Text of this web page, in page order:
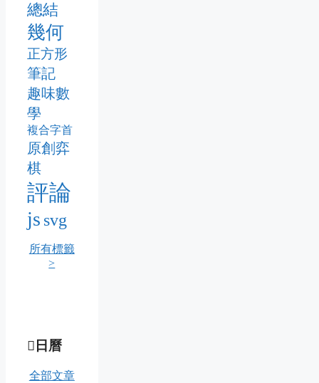
總結
幾何
正方形
筆記
趣味數
學
複合字首
原創弈
棋
評論
js svg
所有標籤
>
日曆
全部文章